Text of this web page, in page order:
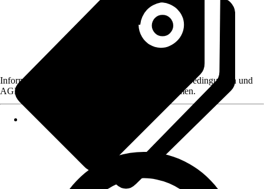
Informationen des Verkäufers, wie z. B. Rückgabebedingungen und
AGB, finden Sie bei Klick auf den Verkäufernamen.